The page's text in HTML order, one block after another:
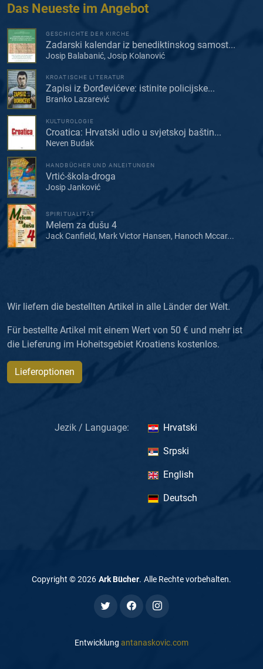
Das Neueste im Angebot
GESCHICHTE DER KIRCHE
Zadarski kalendar iz benediktinskog samost...
Josip Balabanić, Josip Kolanović
KROATISCHE LITERATUR
Zapisi iz Đorđevićeve: istinite policijske...
Branko Lazarević
KULTUROLOGIE
Croatica: Hrvatski udio u svjetskoj baštin...
Neven Budak
HANDBÜCHER UND ANLEITUNGEN
Vrtić-škola-droga
Josip Janković
SPIRITUALITÄT
Melem za dušu 4
Jack Canfield, Mark Victor Hansen, Hanoch Mccar...
Wir liefern die bestellten Artikel in alle Länder der Welt.
Für bestellte Artikel mit einem Wert von 50 € und mehr ist
die Lieferung im Hoheitsgebiet Kroatiens kostenlos.
Lieferoptionen
Jezik / Language: Hrvatski
Srpski
English
Deutsch
Copyright ©2026 Ark Bücher. Alle Rechte vorbehalten.
Entwicklung antanaskovic.com